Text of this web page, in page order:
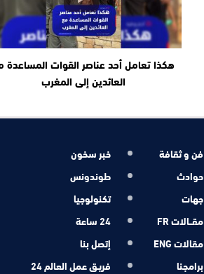
هكذا تعامل أحد عناصر القوات المساعدة
العائدين إلى المغرب
فن و ثقافة
حوادث
جهات
مقــالات FR
مقالات ENG
برامجنا
خبر سخون
طوندونس
تكنولوجيا
24 ساعة
إتصل بنا
فريـق عمل العالم 24